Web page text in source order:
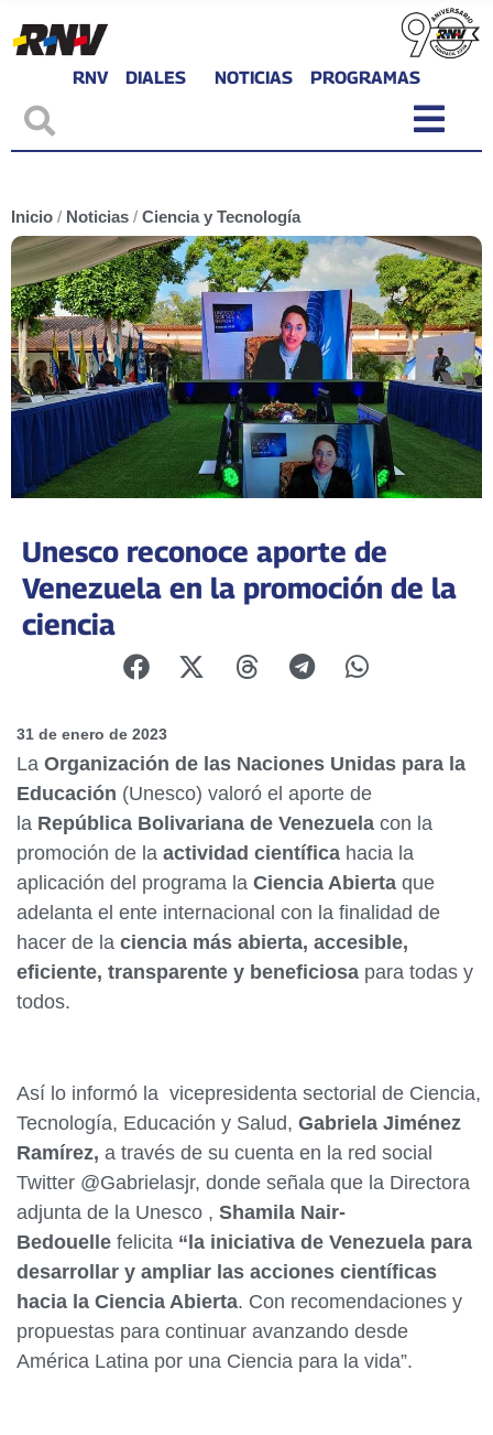
RNV DIALES NOTICIAS PROGRAMAS
Inicio / Noticias / Ciencia y Tecnología
Unesco reconoce aporte de
Venezuela en la promoción de la
ciencia
31 de enero de 2023
La Organización de las Naciones Unidas para la
Educación (Unesco) valoró el aporte de
la República Bolivariana de Venezuela con la
promoción de la actividad científica hacia la
aplicación del programa la Ciencia Abierta que
adelanta el ente internacional con la finalidad de
hacer de la ciencia más abierta, accesible,
eficiente, transparente y beneficiosa para todas y
todos.
Así lo informó la vicepresidenta sectorial de Ciencia,
Tecnología, Educación y Salud, Gabriela Jiménez
Ramírez, a través de su cuenta en la red social
Twitter @Gabrielasjr, donde señala que la Directora
adjunta de la Unesco , Shamila Nair-
Bedouelle felicita “la iniciativa de Venezuela para
desarrollar y ampliar las acciones científicas
hacia la Ciencia Abierta. Con recomendaciones y
propuestas para continuar avanzando desde
América Latina por una Ciencia para la vida”.